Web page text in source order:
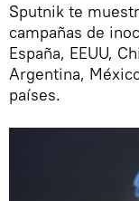
Sputnik te
campañas de
España, EEUU,
Argentina,
países.